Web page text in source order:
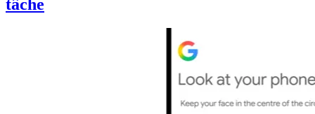
tâche